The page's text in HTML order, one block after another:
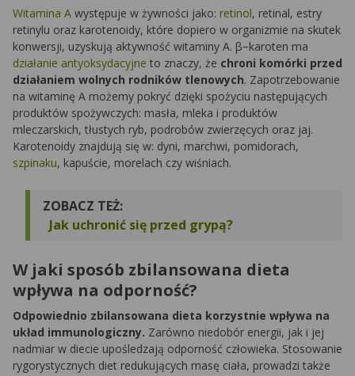
Witamina A występuje w żywności jako: retinol, retinal, estry
retinylu oraz karotenoidy, które dopiero w organizmie na skutek
konwersji, uzyskują aktywność witaminy A. β−karoten ma
działanie antyoksydacyjne to znaczy, że chroni komórki przed
działaniem wolnych rodników tlenowych. Zapotrzebowanie
na witaminę A możemy pokryć dzięki spożyciu następujących
produktów spożywczych: masła, mleka i produktów
mleczarskich, tłustych ryb, podrobów zwierzęcych oraz jaj.
Karotenoidy znajdują się w: dyni, marchwi, pomidorach,
szpinaku, kapuście, morelach czy wiśniach.
ZOBACZ TEŻ:
Jak uchronić się przed grypą?
W jaki sposób zbilansowana dieta
wpływa na odporność?
Odpowiednio zbilansowana dieta korzystnie wpływa na
układ immunologiczny. Zarówno niedobór energii, jak i jej
nadmiar w diecie upośledzają odporność człowieka. Stosowanie
rygorystycznych diet redukujących masę ciała, prowadzi także